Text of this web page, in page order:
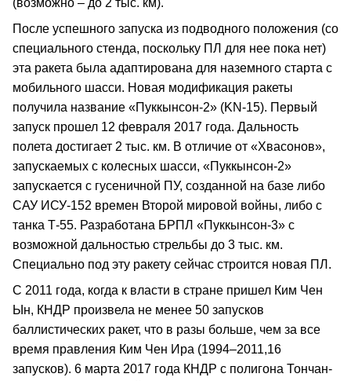
(возможно – до 2 тыс. км).
После успешного запуска из подводного положения (со
специального стенда, поскольку ПЛ для нее пока нет)
эта ракета была адаптирована для наземного старта с
мобильного шасси. Новая модификация ракеты
получила название «Пуккынсон-2» (KN-15). Первый
запуск прошел 12 февраля 2017 года. Дальность
полета достигает 2 тыс. км. В отличие от «Хвасонов»,
запускаемых с колесных шасси, «Пуккынсон-2»
запускается с гусеничной ПУ, созданной на базе либо
САУ ИСУ-152 времен Второй мировой войны, либо с
танка Т-55. Разработана БРПЛ «Пуккынсон-3» с
возможной дальностью стрельбы до 3 тыс. км.
Специально под эту ракету сейчас строится новая ПЛ.
С 2011 года, когда к власти в стране пришел Ким Чен
Ын, КНДР произвела не менее 50 запусков
баллистических ракет, что в разы больше, чем за все
время правления Ким Чен Ира (1994–2011,16
запусков). 6 марта 2017 года КНДР с полигона Тончан-